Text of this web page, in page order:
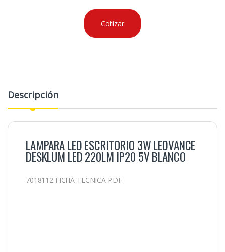
Cotizar
Descripción
LAMPARA LED ESCRITORIO 3W LEDVANCE
DESKLUM LED 220LM IP20 5V BLANCO
7018112 FICHA TECNICA PDF